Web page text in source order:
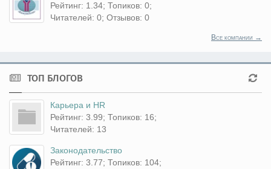
Рейтинг: 1.34; Топиков: 0;
Читателей: 0; Отзывов: 0
Все компании →
ТОП БЛОГОВ
Карьера и HR
Рейтинг: 3.99; Топиков: 16;
Читателей: 13
Законодательство
Рейтинг: 3.77; Топиков: 104;